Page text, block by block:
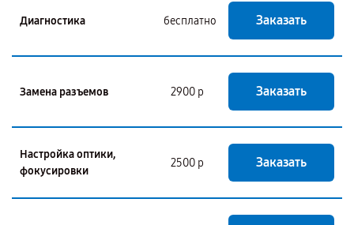
Диагностика бесплатно Заказать
Замена разъемов 2900 р Заказать
Настройка оптики,
фокусировки
2500 р Заказать